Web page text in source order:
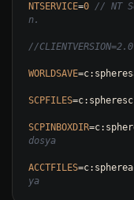
NTSERVICE=0 // NT
n.
//
WORLDSAVE=
SCPFILES=
SCPINBOXDIR=
dosya
ACCTFILES=
ya